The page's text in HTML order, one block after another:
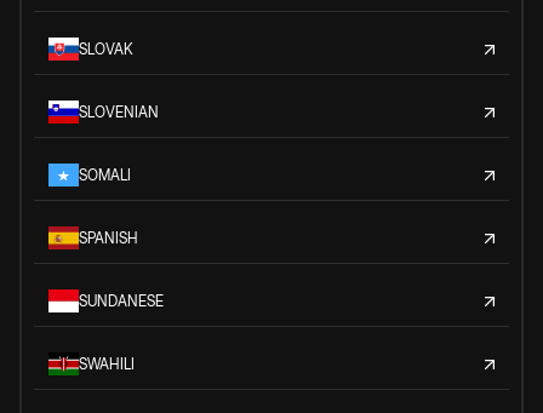
SLOVAK
SLOVENIAN
SOMALI
SPANISH
SUNDANESE
SWAHILI